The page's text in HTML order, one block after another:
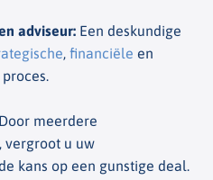
adviseur: Een deskundige
, financiële en
Door meerdere
vergroot u uw
kans op een gunstige deal.